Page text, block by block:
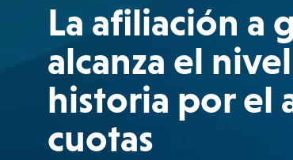
La afiliación a
alcanza el
historia por el
cuotas